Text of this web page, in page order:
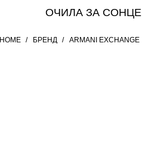
ОЧИЛА ЗА СОНЦЕ
HOME БРЕНД ARMANI EXCHANGE